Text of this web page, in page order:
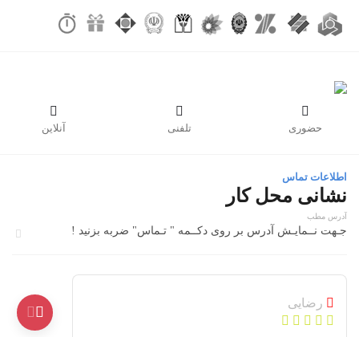

حضوری

تلفنی

آنلاین
اطلاعات تماس
نشانی محل کار
آدرس مطب
جـهت نــمایـش آدرس بر روی دکــمه " تـماس" ضربه بزنید !
رضایی